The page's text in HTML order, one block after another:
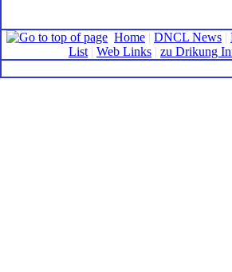
Home | DNCL News |
List | Web Links | zu Drikung